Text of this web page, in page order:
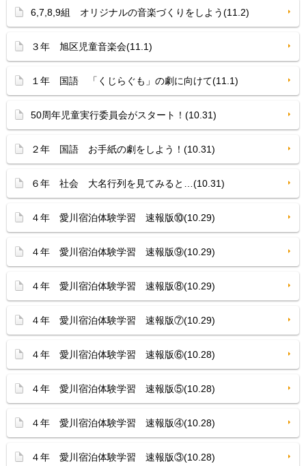
6,7,8,9組 オリジナルの音楽づくりをしよう(11.2)
３年 旭区児童音楽会(11.1)
１年 国語 「くじらぐも」の劇に向けて(11.1)
50周年児童実行委員会がスタート！(10.31)
２年 国語 お手紙の劇をしよう！(10.31)
６年 社会 大名行列を見てみると…(10.31)
４年 愛川宿泊体験学習 速報版⑩(10.29)
４年 愛川宿泊体験学習 速報版⑨(10.29)
４年 愛川宿泊体験学習 速報版⑧(10.29)
４年 愛川宿泊体験学習 速報版⑦(10.29)
４年 愛川宿泊体験学習 速報版⑥(10.28)
４年 愛川宿泊体験学習 速報版⑤(10.28)
４年 愛川宿泊体験学習 速報版④(10.28)
４年 愛川宿泊体験学習 速報版③(10.28)